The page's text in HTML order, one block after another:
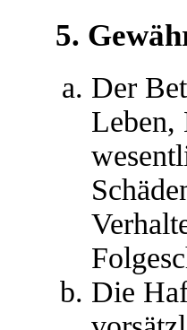
5.
Der
Leben,
Die